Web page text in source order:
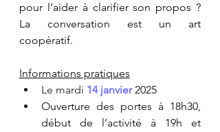
pour l’aider à clarifier son propos ?
La conversation est un art
coopératif.
Informations pratiques
Le mardi 14 janvier 2025
Ouverture des portes à 18h30,
début de l’activité à 19h et